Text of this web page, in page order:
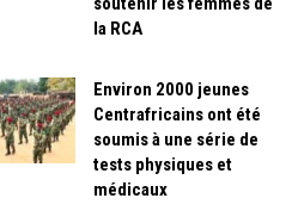
la RCA
Environ 2000 jeunes
Centrafricains ont été
soumis à une série de
tests physiques et
médicaux